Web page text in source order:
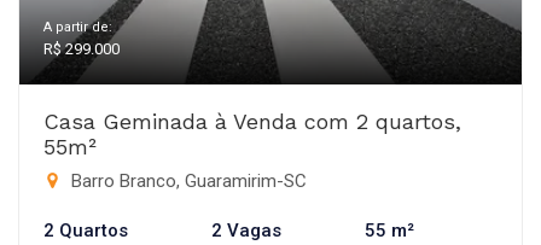
A partir de:
R$ 299.000
Casa Geminada à Venda com 2 quartos,
55m²
Barro Branco, Guaramirim-SC
2 Quartos 2 Vagas 55 m²